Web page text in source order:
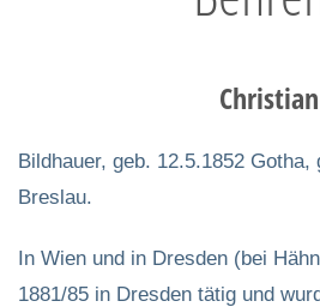
Christian
Bildhauer, geb. 12.5.1852 Gotha,
Breslau.
In Wien und in Dresden (bei
1881/85 in Dresden tätig und